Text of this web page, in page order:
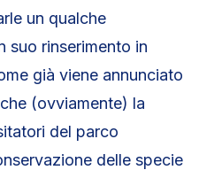
un qualche
suo rinserimento in
già viene annunciato
(ovviamente) la
del parco
delle specie